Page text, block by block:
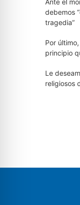
Ante el
debemos
tragedia”
Por
principio
Le
religiosos